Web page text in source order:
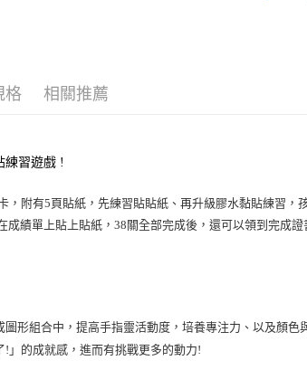
格 相關推薦
練習遊戲 !
，附有5頁貼紙，先練習貼貼紙、再升級膠水黏貼練習
成績單上貼上貼紙，38關全部完成後，還可以領到完成證
圖形組合中，提高手指靈活動度，培養專注力、以及顏色
!」的成就感，進而有挑戰更多的動力!